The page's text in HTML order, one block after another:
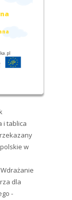
i tablica
w
dla
-